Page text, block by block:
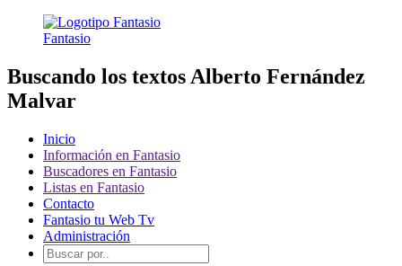
Fantasio
Buscando los textos Alberto Fernández
Malvar
Inicio
Información en Fantasio
Buscadores en Fantasio
Listas en Fantasio
Contacto
Fantasio tu Web Tv
Administración